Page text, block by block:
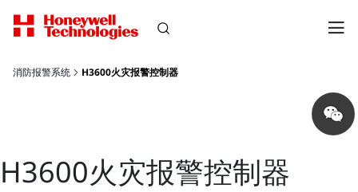
消防报警系统 H3600火灾报警控制器
Share
on
wechat
H3600火灾报警控制器